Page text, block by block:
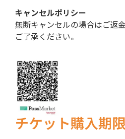
キャンセルポリシー
無断キャンセルの場合はご返
ご了承ください。
チケット購入期限